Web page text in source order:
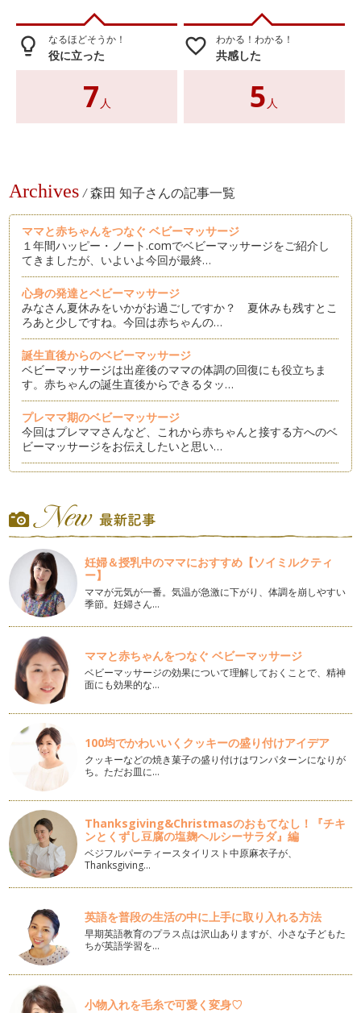
lightbulb_outline なるほどそうか！
役に立った
7 人
favorite_border わかる！わかる！
共感した
5 人
Archives / 森田 知子さんの記事一覧
ママと赤ちゃんをつなぐ ベビーマッサージ
１年間ハッピー・ノート.comでベビーマッサージをご紹介し
てきましたが、いよいよ今回が最終…
心身の発達とベビーマッサージ
みなさん夏休みをいかがお過ごしですか？ 夏休みも残すとこ
ろあと少しですね。今回は赤ちゃんの…
誕生直後からのベビーマッサージ
ベビーマッサージは出産後のママの体調の回復にも役立ちま
す。赤ちゃんの誕生直後からできるタッ…
プレママ期のベビーマッサージ
今回はプレママさんなど、これから赤ちゃんと接する方へのベ
ビーマッサージをお伝えしたいと思い…
後の赤ちゃんのケアについてご紹介さ…
ベビーマッサージの流れ
以前の記事では「お部屋の準備」についてご紹介させていただ
きました。梅雨入りし少し寒い日は少…
はいはい期のベビーマッサージを楽しもう！
前回にひきつづき、はいはい期の赤ちゃんのマッサージをご紹
介させていただきます。ねんね期のマ…
はいはい期のベビーマッサージ【基礎】
今回は、はいはい期以降も楽しめるマッサージ方法をお伝えし
たいと思います。今までお伝えしたマ…
ベビーマッサージ ママへの効果
今回はベビーマッサージでのママへの効果です。ベビーマッサ
ージにはマッサージする側への効果も…
筋力アップとリラックス！腰まわりのベビーマッサージ
今回は背中周りやお腹の筋力アップが期待できるマッサージ方
法をいくつかお伝えしたいと思います…
おうちで役立つベビーマッサージのこころえ
少しずつ暖かくなり、赤ちゃんとのお散歩やお出掛けも楽しみ
な季節ですね。そして、ベビーマッサ…
ベビーマッサージと月齢
今回はベビーマッサージでのよくある質問をお伝えしていきた
いと思います。まずはベビーマッサー…
背中の発達とベビーマッサージ２
前回に引きつづき赤ちゃんの「背中のマッサージ」をお伝えし
ます。マッサージで腰周辺がしっかり…
妊婦＆授乳中のママにおすすめ【ソイミルクティ
ー】
ママが元気が一番。気温が急激に下がり、体調を崩しやすい
季節。妊婦さん…
ママと赤ちゃんをつなぐ ベビーマッサージ
ベビーマッサージの効果について理解しておくことで、精神
面にも効果的な…
100均でかわいいくクッキーの盛り付けアイデア
クッキーなどの焼き菓子の盛り付けはワンパターンになりが
ち。ただお皿に…
Thanksgiving&Christmasのおもてなし！『チキ
ンとくずし豆腐の塩麹ヘルシーサラダ』編
ベジフルパーティースタイリスト中原麻衣子が、
Thanksgiving…
英語を普段の生活の中に上手に取り入れる方法
早期英語教育のプラス点は沢山ありますが、小さな子どもた
ちが英語学習を…
小物入れを毛糸で可愛く変身♡